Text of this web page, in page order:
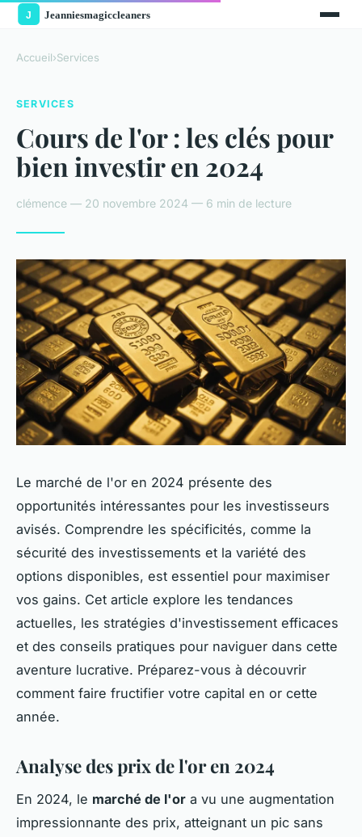
Accueil›Services
SERVICES
Cours de l'or : les clés pour
bien investir en 2024
clémence — 20 novembre 2024 — 6 min de lecture
Le marché de l'or en 2024 présente des
opportunités intéressantes pour les investisseurs
avisés. Comprendre les spécificités, comme la
sécurité des investissements et la variété des
options disponibles, est essentiel pour maximiser
vos gains. Cet article explore les tendances
actuelles, les stratégies d'investissement efficaces
et des conseils pratiques pour naviguer dans cette
aventure lucrative. Préparez-vous à découvrir
comment faire fructifier votre capital en or cette
année.
Analyse des prix de l'or en 2024
En 2024, le marché de l'or a vu une augmentation
impressionnante des prix, atteignant un pic sans